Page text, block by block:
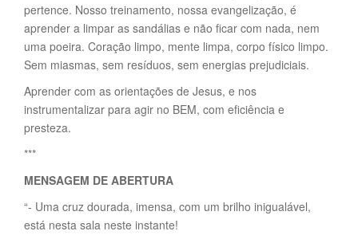
pertence. Nosso treinamento, nossa evangelização, é
aprender a limpar as sandálias e não ficar com nada, nem
uma poeira. Coração limpo, mente limpa, corpo físico limpo.
Sem miasmas, sem resíduos, sem energias prejudiciais.
Aprender com as orientações de Jesus, e nos
instrumentalizar para agir no BEM, com eficiência e
presteza.
***
MENSAGEM DE ABERTURA
“- Uma cruz dourada, imensa, com um brilho inigualável,
está nesta sala neste instante!